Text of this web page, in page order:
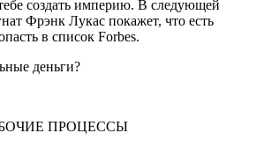
создать империю. В следующей
Фрэнк Лукас покажет, что есть
в список Forbes.
деньги?
ПРОЦЕССЫ